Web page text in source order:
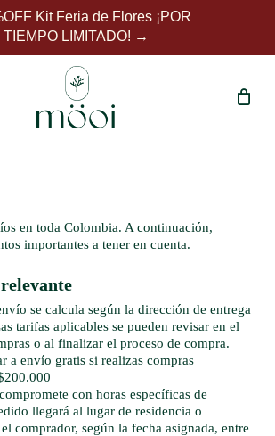
Kit Feria de Flores ¡POR
TIEMPO LIMITADO! →
DE ENVÍOS MÖOI
en toda Colombia. A continuación,
importantes a tener en cuenta.
se calcula según la dirección de entrega
tarifas aplicables se pueden revisar en el
o al finalizar el proceso de compra.
a envío gratis si realizas compras
con horas específicas de
llegará al lugar de residencia o
comprador, según la fecha asignada, entre